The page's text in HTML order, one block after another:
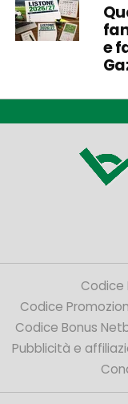
e
Codice
Codice
Codice Bonus
Pubblicità e